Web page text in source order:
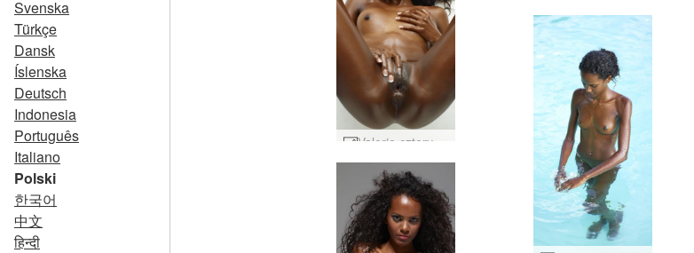
Svenska
Türkçe
Dansk
Íslenska
Deutsch
Indonesia
Português
Italiano
Polski
한국어
中文
हिन्दी